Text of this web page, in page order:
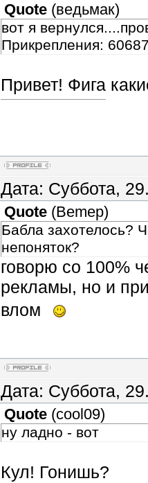
Quote (ведьмак)
вот я
Прикрепления:
Привет! Фига
Дата: Суббота,
Quote (Bemep)
Бабла захотелось?
непоняток?
говорю со 100%
рекламы, но и
влом
Дата: Суббота,
Quote (cool09)
ну ладно - вот
Кул! Гонишь?